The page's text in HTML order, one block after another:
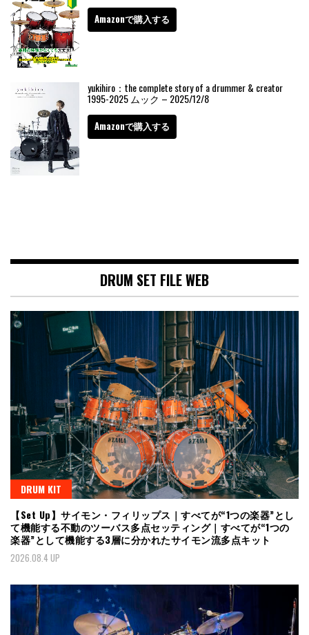
Amazonで購入する
yukihiro：the complete story of a drummer & creator
1995-2025 ムック – 2025/12/8
Amazonで購入する
DRUM SET FILE WEB
DRUM KIT
【Set Up】サイモン・フィリップス｜すべてが“1つの楽器”とし
て機能する不動のツーバス多点セッティング｜すべてが“1つの
楽器”として機能する3層に分かれたサイモン流多点キット
2026.08.4 UP